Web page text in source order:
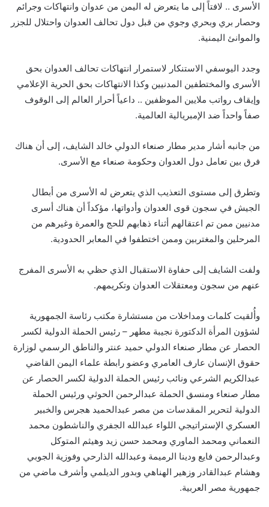
الأسرى .. لافتاً إلى ما يتعرض له اليمن من عدوان وانتهاكات وجرائم
وحصار بري وبحري وجوي من قبل دول تحالف العدوان واحتلال للجزر
والموانئ اليمنية.
وجدد اليوسفي الاستنكار لاستمرار انتهاكات تحالف العدوان بحق
الأسرى والمختطفين المدنيين وكذا الانتهاكات بحق الحرية الإعلامي
وإيقاف رواتب ملايين الموظفين .. داعياً أحرار العالم إلى الوقوف
صفاً واحداً ضد الإمبريالية العالمية.
من جانبه أشار مدير مطار صنعاء الدولي خالد الشايف، إلى أن هناك
فرق بين تعامل دول العدوان وحكومة صنعاء مع الأسرى.
وتطرق إلى مستوى التعذيب الذي يتعرض له الأسرى من أبطال
الجيش في سجون قوى العدوان وأدواتها، مؤكداً أن هناك أسرى
مدنيين ممن تم اعتقالهم أثناء ذهابهم للحج والعمرة وغيرهم من
المرحلين والمغتربين وممن اختطفوا في المعابر الحدودية.
ولفت الشايف إلى حفاوة الاستقبال الذي حظي به الأسرى المفرج
عنهم من سجون ومعتقلات العدوان وتكريمهم.
وأُلقيت كلمات ومداخلات من مستشارة مكتب رئاسة الجمهورية
لشؤون المرأة الدكتورة نجيبة مطهر – رئيس الحملة الدولية لكسر
الحصار عن مطار صنعاء الدولي حميد عنتر والناطق الرسمي لوزارة
حقوق الإنسان عارف العامري وعضو رابطة علماء اليمن القاضي
عبدالكريم الشرعي ونائب رئيس الحملة الدولية لكسر الحصار عن
مطار صنعاء ومنسق الحملة عبدالرحمن الحوثي ورئيس الحملة
الدولية لتحرير المقدسات من مصر عبدالحميد هجرس والخبير
العسكري الإستراتيجي اللواء عبدالله الجفري والناشطون محمد
النعماني ومحمد الماوري ومحمد حسن زيد وهيثم المتوكل
وعبدالرحمن فايع ودينا الرميمة وعبدالله الذارحي وفوزية الجوبي
وهشام عبدالقادر وزهير الهناهي وبدور الديلمي وأشرف ماضي من
جمهورية مصر العربية.